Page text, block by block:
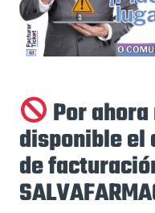
Por
disponible el
de